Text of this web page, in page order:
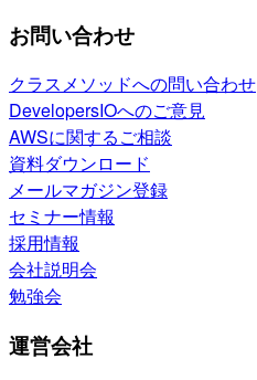
お問い合わせ
クラスメソッドへの問い合わせ
DevelopersIOへのご意見
AWSに関するご相談
資料ダウンロード
メールマガジン登録
セミナー情報
採用情報
会社説明会
勉強会
運営会社